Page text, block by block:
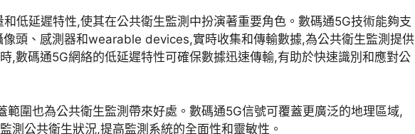
低延遲特性,使其在公共衛生監測中扮演著重要角色。數碼通5G技術能夠支
頭、感測器和wearable devices,實時收集和傳輸數據,為公共衛生監測提供
,數碼通5G網絡的低延遲特性可確保數據迅速傳輸,有助於快速識別和應對公
範圍也為公共衛生監測帶來好處。數碼通5G信號可覆蓋更廣泛的地理區域,
測公共衛生狀況,提高監測系統的全面性和靈敏性。